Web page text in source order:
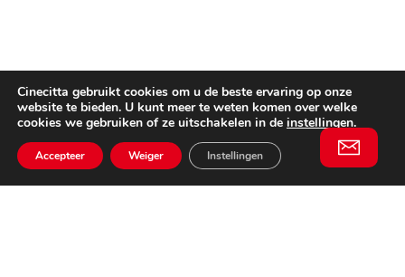
Cinecitta gebruikt cookies om u de beste ervaring op onze
website te bieden. U kunt meer te weten komen over welke
cookies we gebruiken of ze uitschakelen in de instellingen.
Accepteer Weiger Instellingen